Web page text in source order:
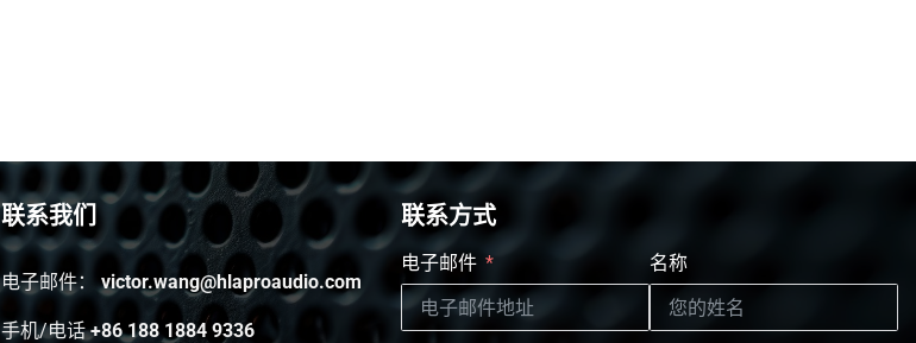
联系我们
电子邮件：victor.wang@hlaproaudio.com
手机/电话+86 188 1884 9336
联系方式
电子邮件 名称